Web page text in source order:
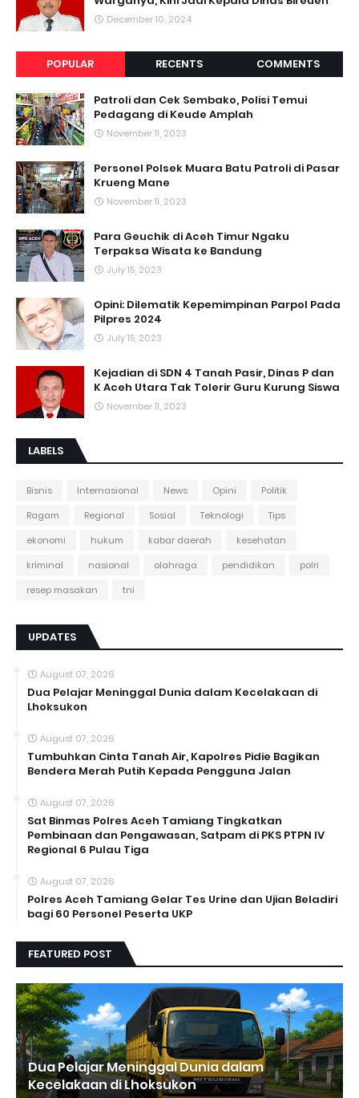
December 10, 2024
POPULAR RECENTS COMMENTS
Patroli dan Cek Sembako, Polisi Temui
Pedagang di Keude Amplah
November 11, 2023
Personel Polsek Muara Batu Patroli di Pasar
Krueng Mane
November 11, 2023
Para Geuchik di Aceh Timur Ngaku
Terpaksa Wisata ke Bandung
July 15, 2023
Opini: Dilematik Kepemimpinan Parpol Pada
Pilpres 2024
July 15, 2023
Kejadian di SDN 4 Tanah Pasir, Dinas P dan
K Aceh Utara Tak Tolerir Guru Kurung Siswa
November 11, 2023
LABELS
Bisnis Internasional News Opini
Politik
Ragam
Regional Sosial Teknologi
Tips
ekonomi
hukum kabar daerah
kesehatan
kriminal
nasional olahraga pendidikan
polri
resep masakan
tni
UPDATES
August 07, 2026
Dua Pelajar Meninggal Dunia dalam Kecelakaan di
Lhoksukon
August 07, 2026
Tumbuhkan Cinta Tanah Air, Kapolres Pidie Bagikan
Bendera Merah Putih Kepada Pengguna Jalan ‎
August 07, 2026
Sat Binmas Polres Aceh Tamiang Tingkatkan
Pembinaan dan Pengawasan, Satpam di PKS PTPN IV
Regional 6 Pulau Tiga
August 07, 2026
Polres Aceh Tamiang Gelar Tes Urine dan Ujian Beladiri
bagi 60 Personel Peserta UKP
FEATURED POST
Dua Pelajar Meninggal Dunia dalam
Kecelakaan di Lhoksukon